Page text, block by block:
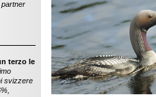
terzo le
svizzere